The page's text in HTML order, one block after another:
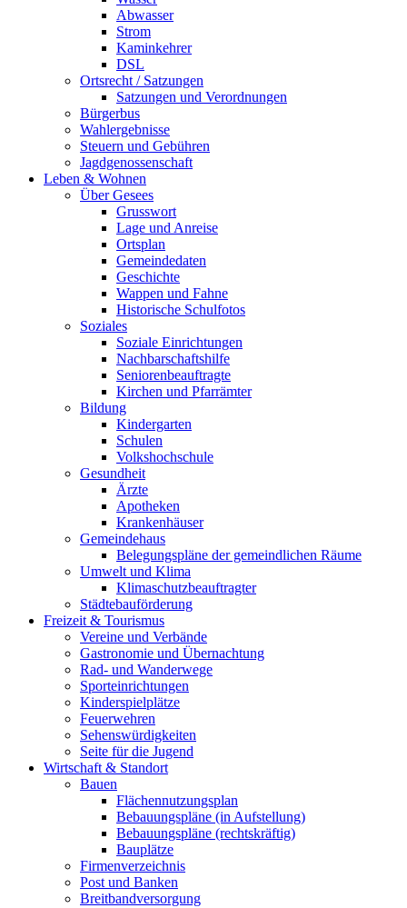
Abwasser
Strom
Kaminkehrer
DSL
Ortsrecht / Satzungen
Satzungen und Verordnungen
Bürgerbus
Wahlergebnisse
Steuern und Gebühren
Jagdgenossenschaft
Leben & Wohnen
Über Gesees
Grusswort
Lage und Anreise
Ortsplan
Gemeindedaten
Geschichte
Wappen und Fahne
Historische Schulfotos
Soziales
Soziale Einrichtungen
Nachbarschaftshilfe
Seniorenbeauftragte
Kirchen und Pfarrämter
Bildung
Kindergarten
Schulen
Volkshochschule
Gesundheit
Ärzte
Apotheken
Krankenhäuser
Gemeindehaus
Belegungspläne der gemeindlichen Räume
Umwelt und Klima
Klimaschutzbeauftragter
Städtebauförderung
Freizeit & Tourismus
Vereine und Verbände
Gastronomie und Übernachtung
Rad- und Wanderwege
Sporteinrichtungen
Kinderspielplätze
Feuerwehren
Sehenswürdigkeiten
Seite für die Jugend
Wirtschaft & Standort
Bauen
Flächennutzungsplan
Bebauungspläne (in Aufstellung)
Bebauungspläne (rechtskräftig)
Bauplätze
Firmenverzeichnis
Post und Banken
Breitbandversorgung